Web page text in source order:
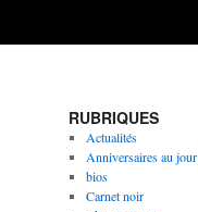
RUBRIQUES
Actualités
Anniversaires au
bios
Carnet noir